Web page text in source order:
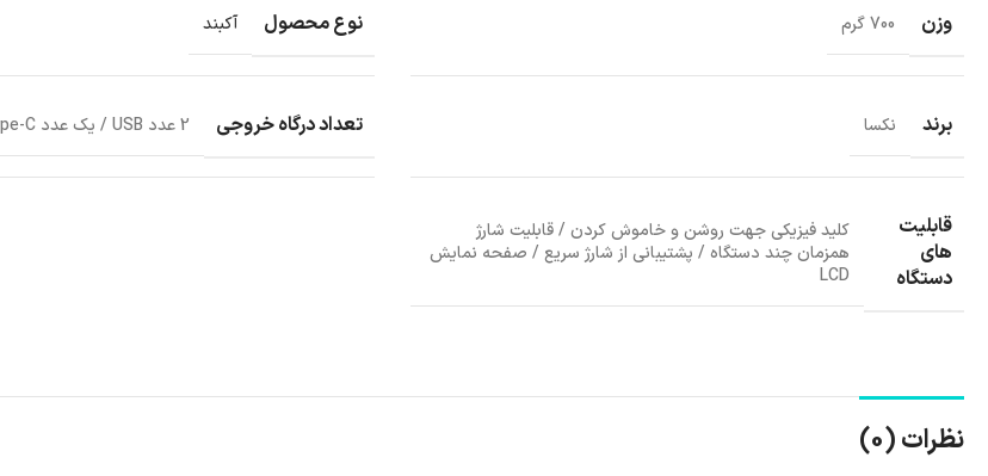
وزن 700 گرم نوع محصول آکبند
برند نکسا تعداد درگاه خروجی 2 عدد USB / یک عدد Type-C
قابلیت
های
دستگاه
کلید فیزیکی جهت روشن و خاموش کردن / قابلیت شارژ
همزمان چند دستگاه / پشتیبانی از شارژ سریع / صفحه نمایش
LCD
نظرات (0)